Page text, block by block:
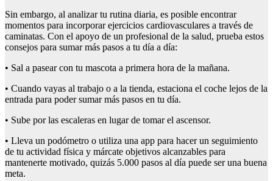
Sin embargo, al analizar tu rutina diaria, es posible encontrar
momentos para incorporar ejercicios cardiovasculares a través de
caminatas. Con el apoyo de un profesional de la salud, prueba estos
consejos para sumar más pasos a tu día a día:
• Sal a pasear con tu mascota a primera hora de la mañana.
• Cuando vayas al trabajo o a la tienda, estaciona el coche lejos de la
entrada para poder sumar más pasos en tu día.
• Sube por las escaleras en lugar de tomar el ascensor.
• Lleva un podómetro o utiliza una app para hacer un seguimiento
de tu actividad física y márcate objetivos alcanzables para
mantenerte motivado, quizás 5.000 pasos al día puede ser una buena
meta.